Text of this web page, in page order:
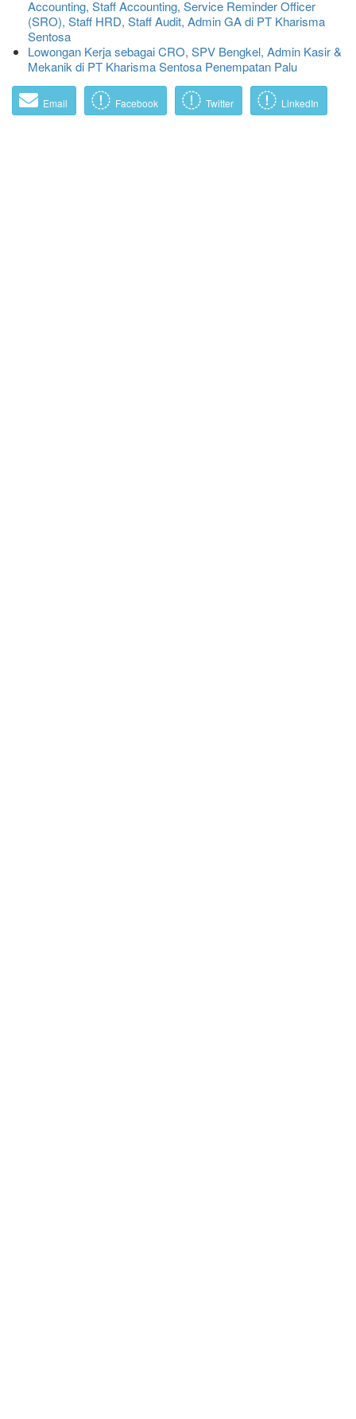
Accounting, Staff Accounting, Service Reminder Officer
(SRO), Staff HRD, Staff Audit, Admin GA di PT Kharisma
Sentosa
Lowongan Kerja sebagai CRO, SPV Bengkel, Admin Kasir &
Mekanik di PT Kharisma Sentosa Penempatan Palu
Email Facebook Twitter LinkedIn